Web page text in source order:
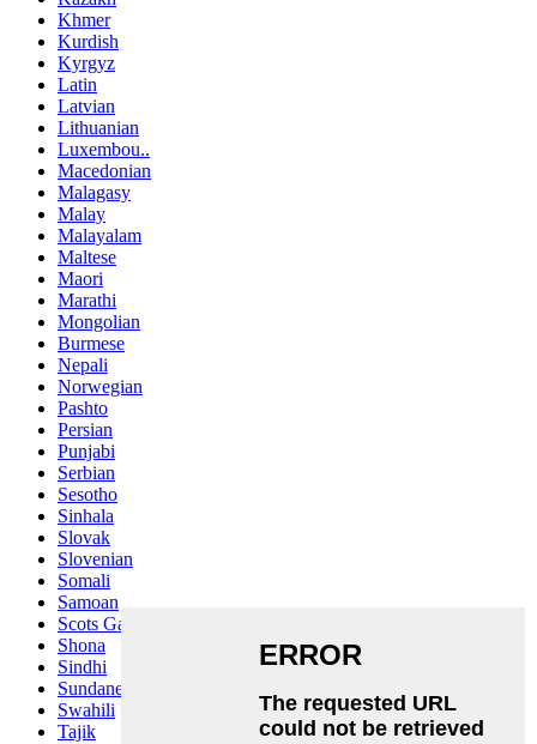
Khmer
Kurdish
Kyrgyz
Latin
Latvian
Lithuanian
Luxembou..
Macedonian
Malagasy
Malay
Malayalam
Maltese
Maori
Marathi
Mongolian
Burmese
Nepali
Norwegian
Pashto
Persian
Punjabi
Serbian
Sesotho
Sinhala
Slovak
Slovenian
Somali
Samoan
Scots Gaelic
Shona
Sindhi
Sundanese
Swahili
Tajik